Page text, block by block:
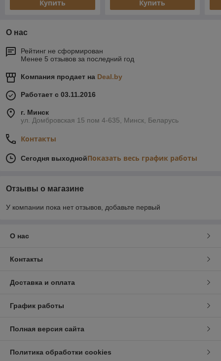
Купить Купить
О нас
Рейтинг не сформирован
Менее 5 отзывов за последний год
Компания продает на Deal.by
Работает с 03.11.2016
г. Минск
ул. Домбровская 15 пом 4-635, Минск, Беларусь
Контакты
Сегодня выходнойПоказать весь график работы
Отзывы о магазине
У компании пока нет отзывов, добавьте первый
О нас
Контакты
Доставка и оплата
График работы
Полная версия сайта
Политика обработки cookies